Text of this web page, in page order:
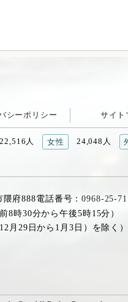
シーポリシー サイト
22,516人 女性 24,048人
隈府888電話番号：0968-25-
8時30分から午後5時15分）
月29日から1月3日）を除く）